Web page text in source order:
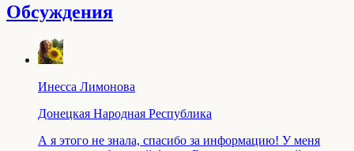
Обсуждения
Инесса Лимонова
Донецкая Народная Республика
А я этого не знала, спасибо за информацию! У меня